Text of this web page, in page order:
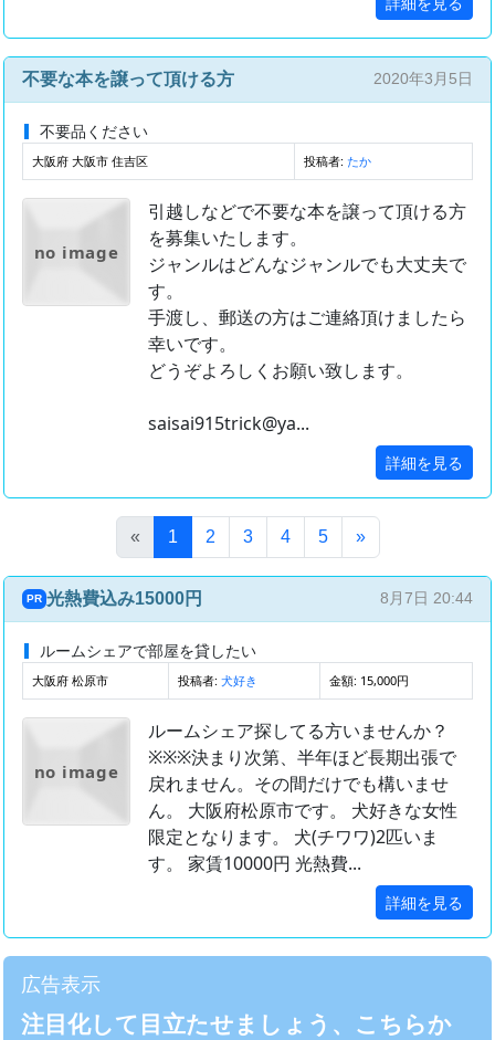
不要な本を譲って頂ける方 2020年3月5日
不要品ください
大阪府 大阪市 住吉区 投稿者: たか
no image
引越しなどで不要な本を譲って頂ける方
を募集いたします。
ジャンルはどんなジャンルでも大丈夫で
す。
手渡し、郵送の方はご連絡頂けましたら
幸いです。
どうぞよろしくお願い致します。
saisai915trick@ya...
詳細を見る
« 1 (このページ)
2 3 4 5 »
PR 光熱費込み15000円 8月7日 20:44
ルームシェアで部屋を貸したい
大阪府 松原市 投稿者: 犬好き 金額: 15,000円
no image
ルームシェア探してる方いませんか？
※※※決まり次第、半年ほど長期出張で
戻れません。その間だけでも構いませ
ん。 大阪府松原市です。 犬好きな女性
限定となります。 犬(チワワ)2匹いま
す。 家賃10000円 光熱費...
詳細を見る
広告表示
注目化して目立たせましょう、こちらか